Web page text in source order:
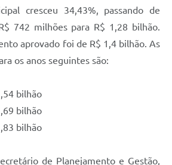
cresceu 34,43%, passando de
742 milhões para R$ 1,28 bilhão.
aprovado foi de R$ 1,4 bilhão. As
os anos seguintes são:
bilhão
bilhão
bilhão
de Planejamento e Gestão,